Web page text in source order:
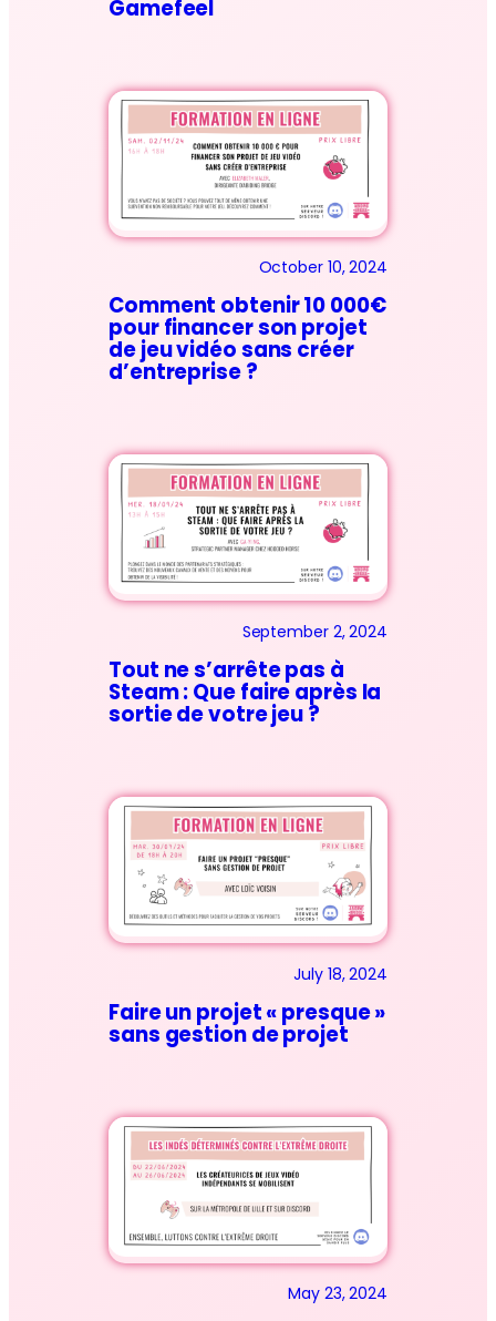
Gamefeel
October 10, 2024
Comment obtenir 10 000€
pour financer son projet
de jeu vidéo sans créer
d’entreprise ?
September 2, 2024
Tout ne s’arrête pas à
Steam : Que faire après la
sortie de votre jeu ?
July 18, 2024
Faire un projet « presque »
sans gestion de projet
May 23, 2024